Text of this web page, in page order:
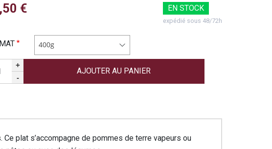
€ EN STOCK
expédié sous 48/72h
400g
-
+
Ce plat s’accompagne de pommes de terre vapeurs ou